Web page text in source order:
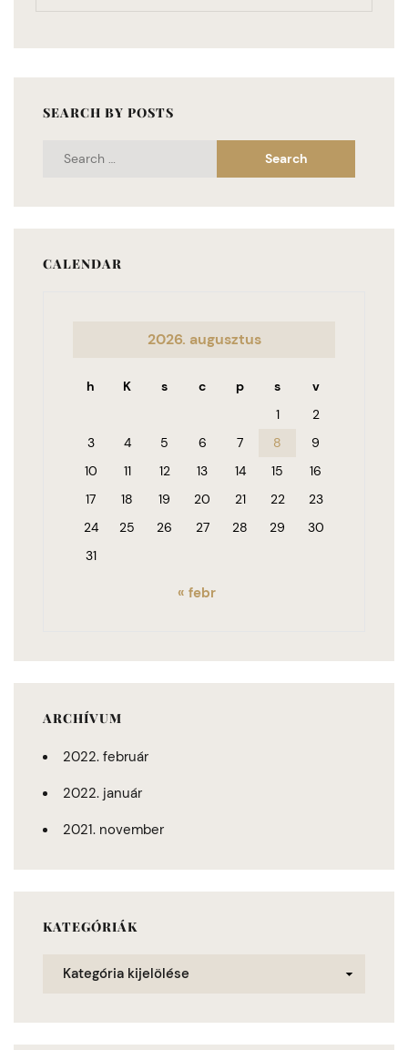
SEARCH BY POSTS
CALENDAR
2026. augusztus
h K s c p s
v
1
2
3
4 5 6 7 8
9
10
11 12 13 14 15
16
17
18 19 20 21 22
23
24
25 26 27 28 29
30
31
« febr
ARCHÍVUM
2022. február
2022. január
2021. november
KATEGÓRIÁK